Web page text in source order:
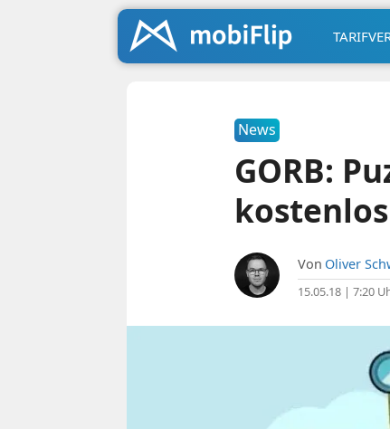
News
GORB:
Von Oliver
15.05.18 | 7:20